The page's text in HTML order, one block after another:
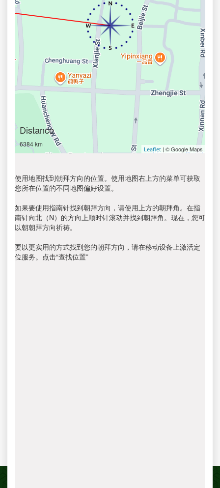
Distance
6384 km
Leaflet | © Google Maps
使用地图找到朝拜方向的位置。使用地图右上方的菜单可获取
您所在位置的不同地图偏好设置。
如果要使用指南针找到朝拜方向，请使用上方的朝拜角。在指
南针向北（N）的方向上顺时针滚动并找到朝拜角。现在，您可
以朝朝拜方向祈祷。
要以更实用的方式找到您的朝拜方向，请在移动设备上激活定
位服务。点击“查找位置”